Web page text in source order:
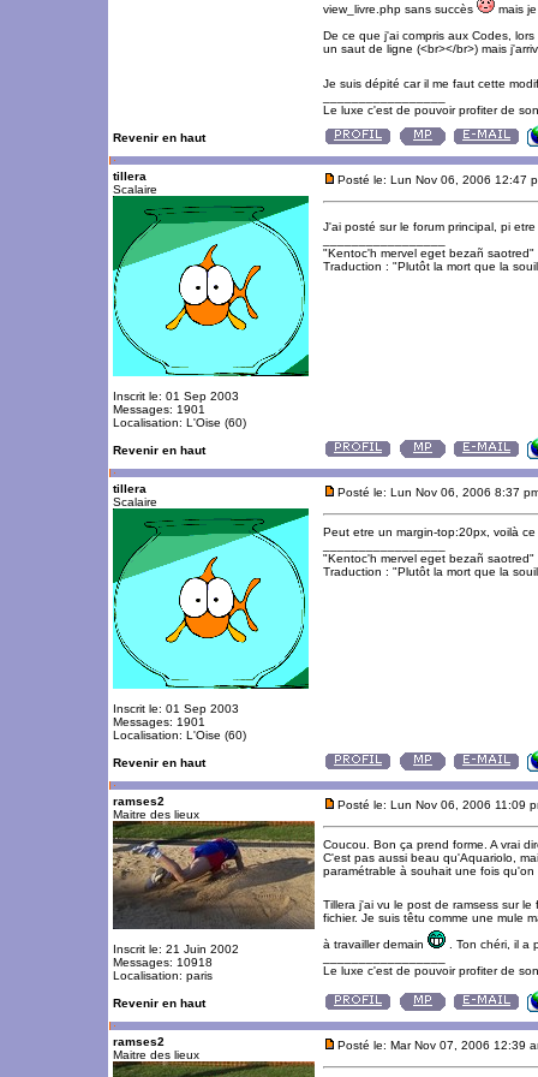
view_livre.php sans succès
mais
De ce que j'ai compris aux Codes,
un saut de ligne (<br></br>) mais
Je suis dépité car il me faut cette
Le luxe c'est de pouvoir profiter de
Revenir en haut
tillera
Scalaire
Inscrit le: 01 Sep 2003
Messages: 1901
Localisation: L'Oise (60)
Posté le: Lun Nov 06, 2006 12:47
J'ai posté sur le forum principal, pi
"Kentoc'h mervel eget bezañ saotred"
Traduction : "Plutôt la mort que la
Revenir en haut
tillera
Scalaire
Inscrit le: 01 Sep 2003
Messages: 1901
Localisation: L'Oise (60)
Posté le: Lun Nov 06, 2006 8:37
Peut etre un margin-top:20px, voilà
"Kentoc'h mervel eget bezañ saotred"
Traduction : "Plutôt la mort que la
Revenir en haut
ramses2
Maitre des lieux
Inscrit le: 21 Juin 2002
Messages: 10918
Localisation: paris
Posté le: Lun Nov 06, 2006 11:09
Coucou. Bon ça prend forme. A vrai
C'est pas aussi beau qu'Aquariolo,
paramétrable à souhait une fois
Tillera j'ai vu le post de ramsess sur
fichier. Je suis têtu comme une mule
à travailler demain
. Ton chéri, il a
Le luxe c'est de pouvoir profiter de
Revenir en haut
ramses2
Maitre des lieux
Posté le: Mar Nov 07, 2006 12:39